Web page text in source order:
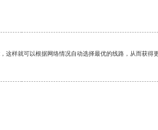
样就可以根据网络情况自动选择最优的线路，从而获得